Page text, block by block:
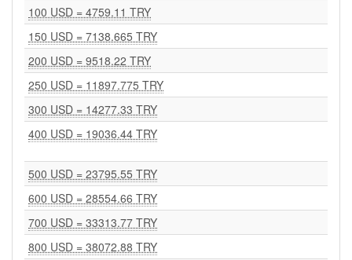
100 USD = 4759.11 TRY
150 USD = 7138.665 TRY
200 USD = 9518.22 TRY
250 USD = 11897.775 TRY
300 USD = 14277.33 TRY
400 USD = 19036.44 TRY
500 USD = 23795.55 TRY
600 USD = 28554.66 TRY
700 USD = 33313.77 TRY
800 USD = 38072.88 TRY